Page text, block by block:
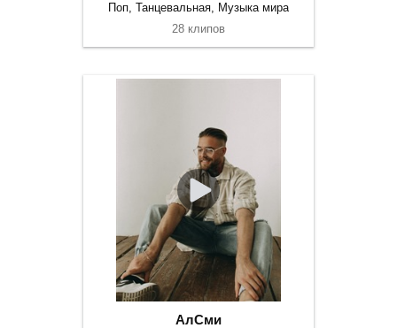
Поп, Танцевальная, Музыка мира
28 клипов
АлСми